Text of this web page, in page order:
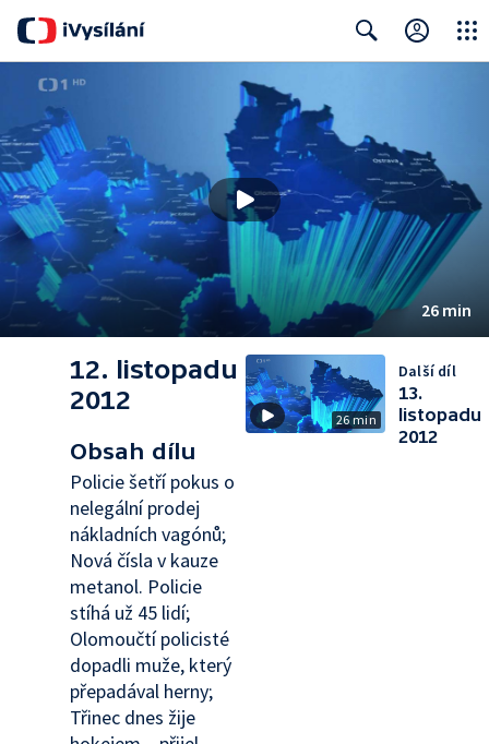
26 min
12. listopadu
2012
Obsah dílu
Policie šetří pokus o
nelegální prodej
nákladních vagónů;
Nová čísla v kauze
metanol. Policie
stíhá už 45 lidí;
Olomoučtí policisté
dopadli muže, který
přepadával herny;
Třinec dnes žije
26 min
Další díl
13.
listopadu
2012